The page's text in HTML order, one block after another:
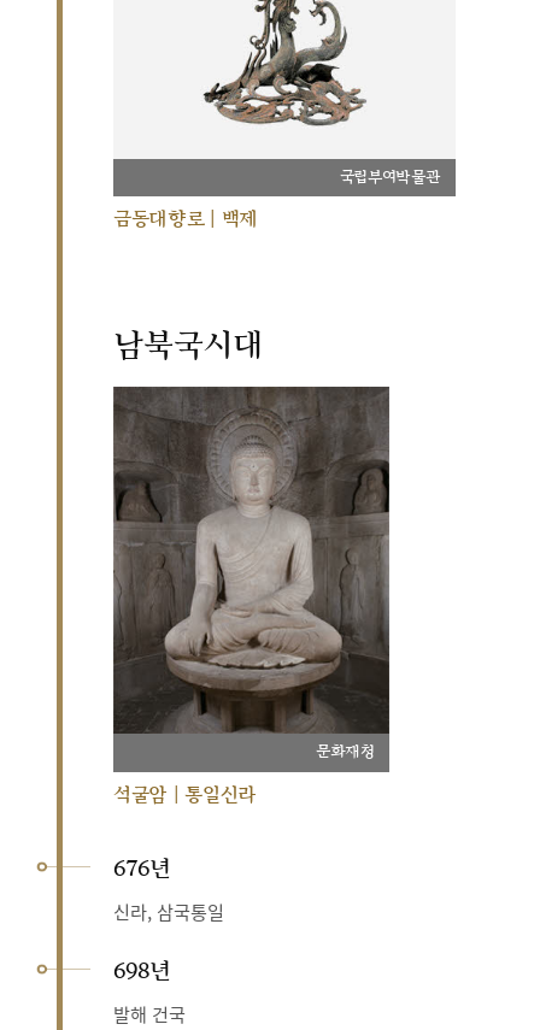
국립부여박물관
금동대향로 | 백제
남북국시대
문화재청
석굴암 | 통일신라
676년
신라, 삼국통일
698년
발해 건국